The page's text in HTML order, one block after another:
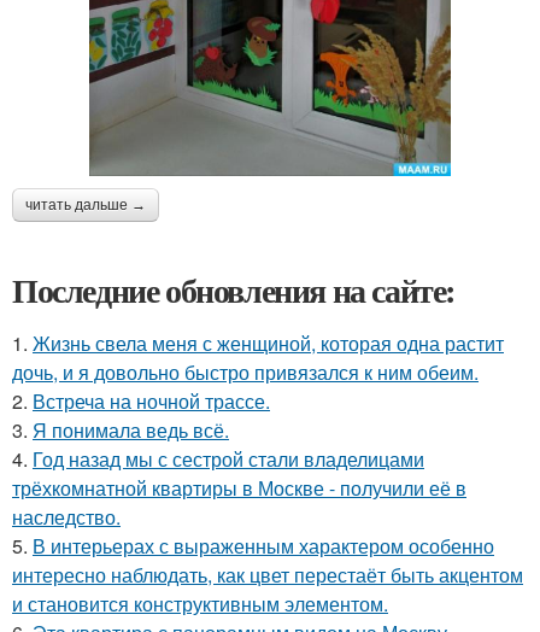
читать дальше →
Последние обновления на сайте:
1. Жизнь свела меня с женщиной, которая одна растит
дочь, и я довольно быстро привязался к ним обеим.
2. Встреча на ночной трассе.
3. Я понимала ведь всё.
4. Год назад мы с сестрой стали владелицами
трёхкомнатной квартиры в Москве - получили её в
наследство.
5. В интерьерах с выраженным характером особенно
интересно наблюдать, как цвет перестаёт быть акцентом
и становится конструктивным элементом.